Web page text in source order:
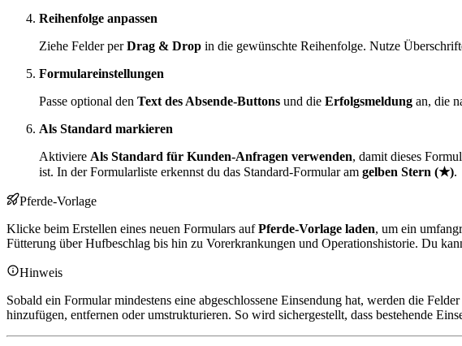
Reihenfolge anpassen
Ziehe Felder perDrag & Drop in die gewünschte Reihenfolge. Nutze
Formulareinstellungen
Passe optional den Text des Absende-Buttons und die Erfolgsmeldung an, die
Als Standard markieren
Aktiviere Als Standard für Kunden-Anfragen verwenden, damit dieses
ist. In der Formularliste erkennst du das Standard-Formular am gelben Stern (★).
Pferde-Vorlage
Klicke beim Erstellen eines neuen Formulars aufPferde-Vorlage laden, um ein
Fütterung über Hufbeschlag bis hin zu Vorerkrankungen und Operationshistorie. Du
Hinweis
Sobald ein Formular mindestens eine abgeschlossene Einsendung hat, werden die
hinzufügen, entfernen oder umstrukturieren. So wird sichergestellt, dass bestehende